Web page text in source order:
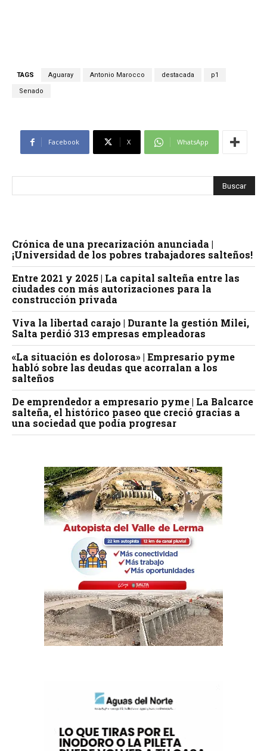
TAGS Aguaray Antonio Marocco destacada p1
Senado
Facebook X WhatsApp
Crónica de una precarización anunciada |
¡Universidad de los pobres trabajadores salteños!
Entre 2021 y 2025 | La capital salteña entre las
ciudades con más autorizaciones para la
construcción privada
Viva la libertad carajo | Durante la gestión Milei,
Salta perdió 313 empresas empleadoras
«La situación es dolorosa» | Empresario pyme
habló sobre las deudas que acorralan a los
salteños
De emprendedor a empresario pyme | La Balcarce
salteña, el histórico paseo que creció gracias a
una sociedad que podía progresar